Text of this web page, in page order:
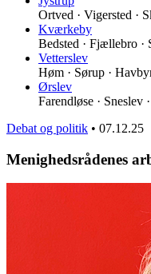
Ortved · Vigersted ·
Kværkeby
Bedsted · Fjællebro ·
Vetterslev
Høm · Sørup ·
Ørslev
Farendløse · Sneslev
Debat og politik • 07.12.25
Menighedsrådenes